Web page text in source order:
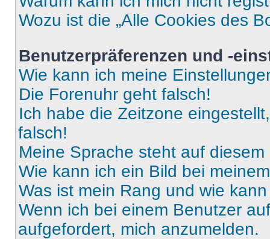
Wozu ist die „Alle Cookies des
Benutzerpräferenzen und -
Wie kann ich meine
Die Forenuhr geht falsch!
Ich habe die Zeitzone
falsch!
Meine Sprache steht auf
Wie kann ich ein Bild bei
Was ist mein Rang und wie
Wenn ich bei einem Benutzer
aufgefordert, mich anzumelden.